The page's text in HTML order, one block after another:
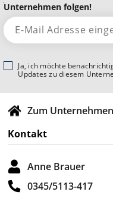
Unternehmen folgen!
Ja, ich möchte
Updates zu diesem
Zum
Kontakt
Anne Brauer
0345/5113-417